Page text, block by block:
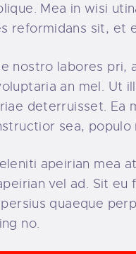
Mea in wisi
reformidans sit, et
nostro labores pri,
an mel. Ut
deterruisset. Ea
sea,
apeirian mea
vel ad. Sit eu
quaeque
no.